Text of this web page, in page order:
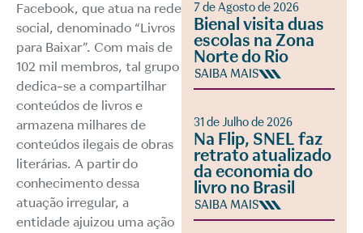
Facebook, que atua na rede
social, denominado “Livros
para Baixar”. Com mais de
102 mil membros, tal grupo
dedica-se a compartilhar
conteúdos de livros e
armazena milhares de
conteúdos ilegais de obras
literárias. A partir do
conhecimento dessa
atuação irregular, a
entidade ajuizou uma ação
7 de Agosto de 2026
Bienal visita duas
escolas na Zona
Norte do Rio
SAIBA MAIS
31 de Julho de 2026
Na Flip, SNEL faz
retrato atualizado
da economia do
livro no Brasil
SAIBA MAIS